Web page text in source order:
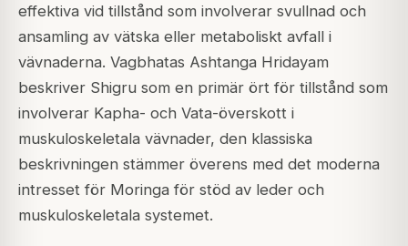
effektiva vid tillstånd som involverar svullnad och
ansamling av vätska eller metaboliskt avfall i
vävnaderna. Vagbhatas Ashtanga Hridayam
beskriver Shigru som en primär ört för tillstånd som
involverar Kapha- och Vata-överskott i
muskuloskeletala vävnader, den klassiska
beskrivningen stämmer överens med det moderna
intresset för Moringa för stöd av leder och
muskuloskeletala systemet.